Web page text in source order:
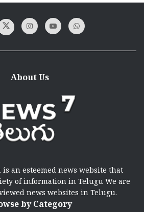
About Us
is an esteemed news website that
of information in Telugu We are
news websites in Telugu.
by Category